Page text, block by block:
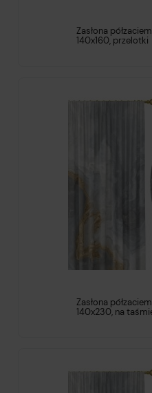
Zasłona
140x160, przelotki
Zasłona
140x230, na